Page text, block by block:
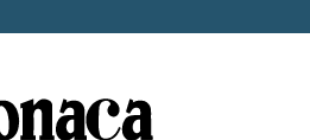
Cronaca
di